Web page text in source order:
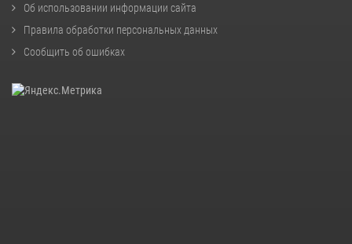
Об использовании информации сайта
Правила обработки персональных данных
Сообщить об ошибках